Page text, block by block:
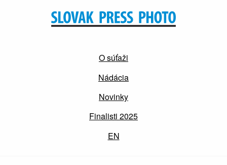
O súťaži
Nádácia
Novinky
Finalisti 2025
EN